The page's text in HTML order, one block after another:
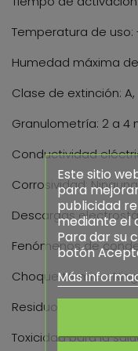
Temperatura de uso:
Humedad máxima de
Clase de extinción: A,
Granulometría: 2 a 4
Conductividad
Corrosividad: Ninguna
Descargas
Fenómenos de
Choque térmico:
Residuos tras la
Toxicidad para la
Este sitio
para
publicidad
mediante el
Para dar su
botón
Más